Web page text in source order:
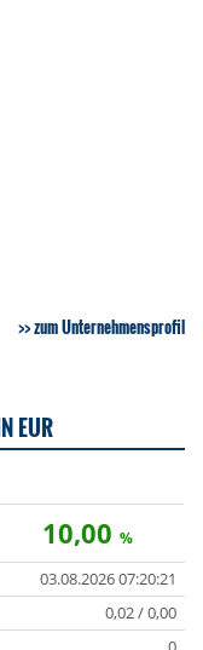
zum Unternehmensprofil
EUR
10,00 %
03.08.2026 07:20:21
0,02 / 0,00